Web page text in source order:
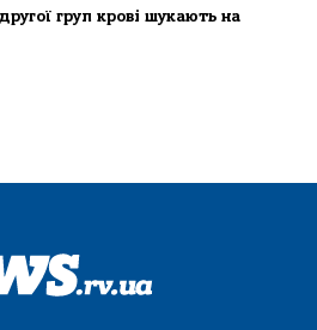
груп крові шукають на